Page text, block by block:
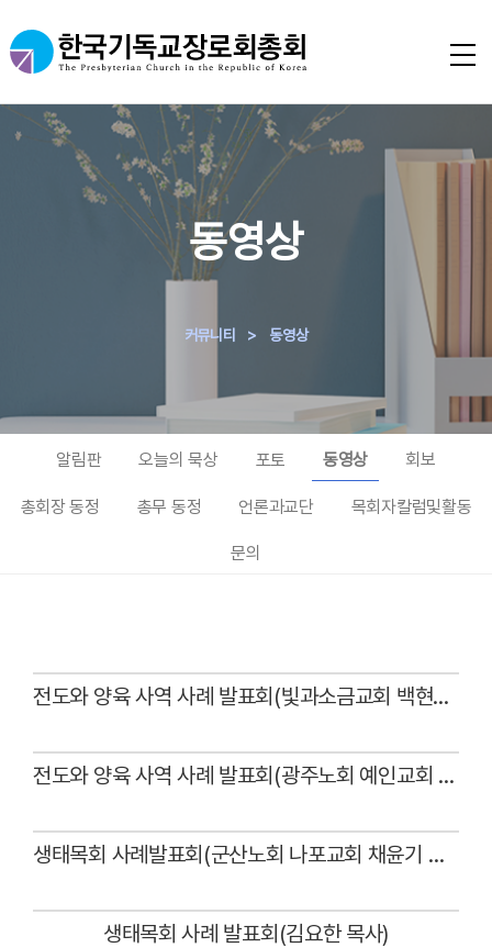
동영상
커뮤니티 > 동영상
알림판 오늘의 묵상 포토 동영상 회보
총회장 동정 총무 동정 언론과교단 목회자칼럼및활동
문의
전도와 양육 사역 사례 발표회(빛과소금교회 백현우 목사)
전도와 양육 사역 사례 발표회(광주노회 예인교회 윤영민 목사)
생태목회 사례발표회(군산노회 나포교회 채윤기 목사)
생태목회 사례 발표회(김요한 목사)